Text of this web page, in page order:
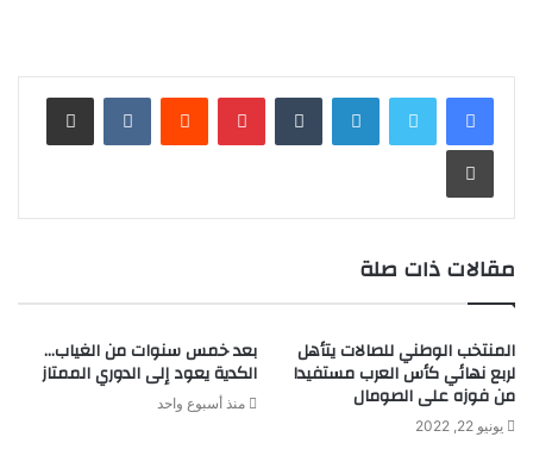
لينكدإن بينتيريست مشاركة عبر البريد
طباعة
مقالات ذات صلة
المنتخب الوطني للصالات يتأهل
لربع نهائي كأس العرب مستفيدا
من فوزه على الصومال
يونيو 22, 2022
بعد خمس سنوات من الغياب…
الكدية يعود إلى الدوري الممتاز
منذ أسبوع واحد